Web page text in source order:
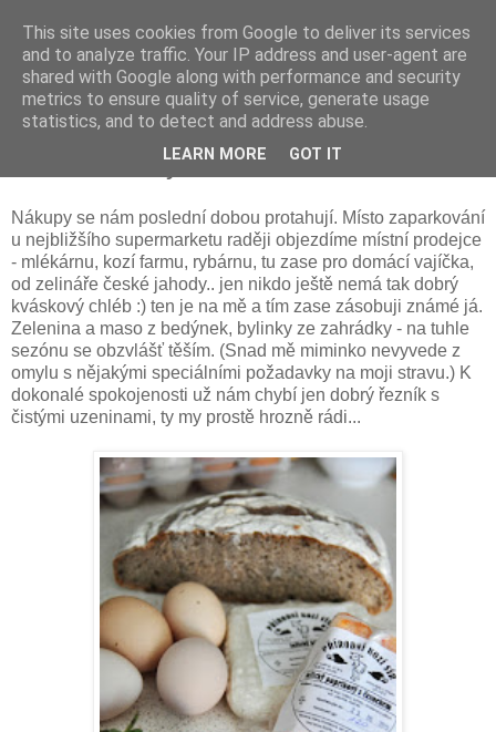
Místní dobroty
Nákupy se nám poslední dobou protahují. Místo zaparkování
u nejbližšího supermarketu raději objezdíme místní prodejce
- mlékárnu, kozí farmu, rybárnu, tu zase pro domácí vajíčka,
od zelináře české jahody.. jen nikdo ještě nemá tak dobrý
kváskový chléb :) ten je na mě a tím zase zásobuji známé já.
Zelenina a maso z bedýnek, bylinky ze zahrádky - na tuhle
sezónu se obzvlášť těším. (Snad mě miminko nevyvede z
omylu s nějakými speciálními požadavky na moji stravu.) K
dokonalé spokojenosti už nám chybí jen dobrý řezník s
čistými uzeninami, ty my prostě hrozně rádi...
This site uses cookies from Google to deliver its services
and to analyze traffic. Your IP address and user-agent are
shared with Google along with performance and security
metrics to ensure quality of service, generate usage
statistics, and to detect and address abuse.
LEARN MORE GOT IT